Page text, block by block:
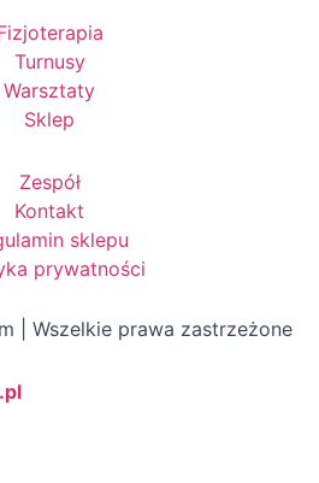
Turnusy
Warsztaty
Sklep
Zespół
Kontakt
sklepu
prywatności
| Wszelkie prawa zastrzeżone